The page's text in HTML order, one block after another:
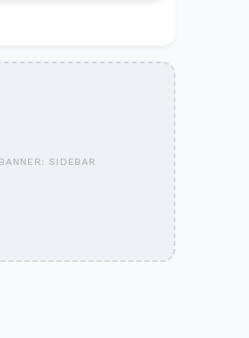
BANNER: SIDEBAR